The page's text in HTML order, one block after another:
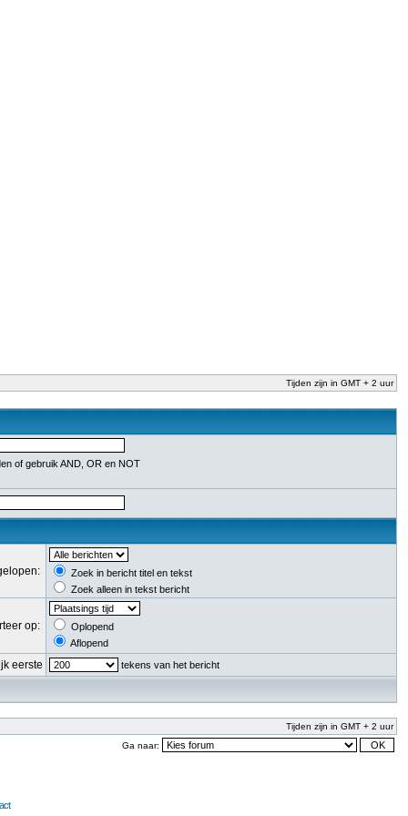
Tijden zijn in GMT + 2 uur
of gebruik AND, OR en NOT
Zoek in bericht titel en tekst
Zoek alleen in tekst bericht
op:
Oplopend
Aflopend
eerste tekens van het bericht
Tijden zijn in GMT + 2 uur
Ga naar: